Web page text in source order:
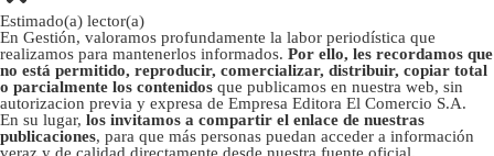
Estimado(a) lector(a)
En Gestión, valoramos profundamente la labor periodística que
realizamos para mantenerlos informados. Por ello, les recordamos que
no está permitido, reproducir, comercializar, distribuir, copiar total
o parcialmente los contenidos que publicamos en nuestra web, sin
autorizacion previa y expresa de Empresa Editora El Comercio S.A.
En su lugar, los invitamos a compartir el enlace de nuestras
publicaciones, para que más personas puedan acceder a información